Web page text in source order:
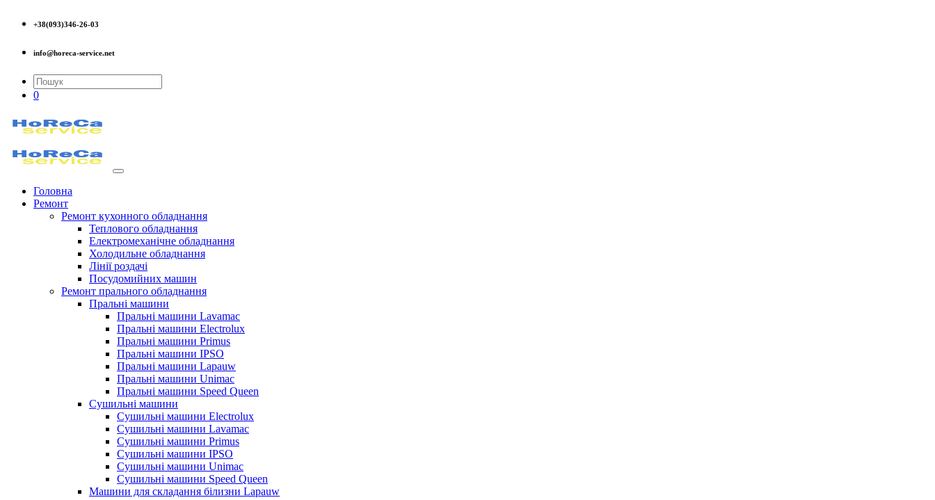
+38(093)346-26-03
info@horeca-service.net
0
Головна
Ремонт
Ремонт кухонного обладнання
Теплового обладнання
Електромеханічне обладнання
Холодильне обладнання
Лінії роздачі
Посудомийних машин
Ремонт прального обладнання
Пральні машини
Пральні машини Lavamac
Пральні машини Electrolux
Пральні машини Primus
Пральні машини IPSO
Пральні машини Lapauw
Пральні машини Unimac
Пральні машини Speed Queen
Сушильні машини
Сушильні машини Electrolux
Сушильні машини Lavamac
Сушильні машини Primus
Сушильні машини IPSO
Сушильні машини Unimac
Сушильні машини Speed Queen
Машини для складання білизни Lapauw